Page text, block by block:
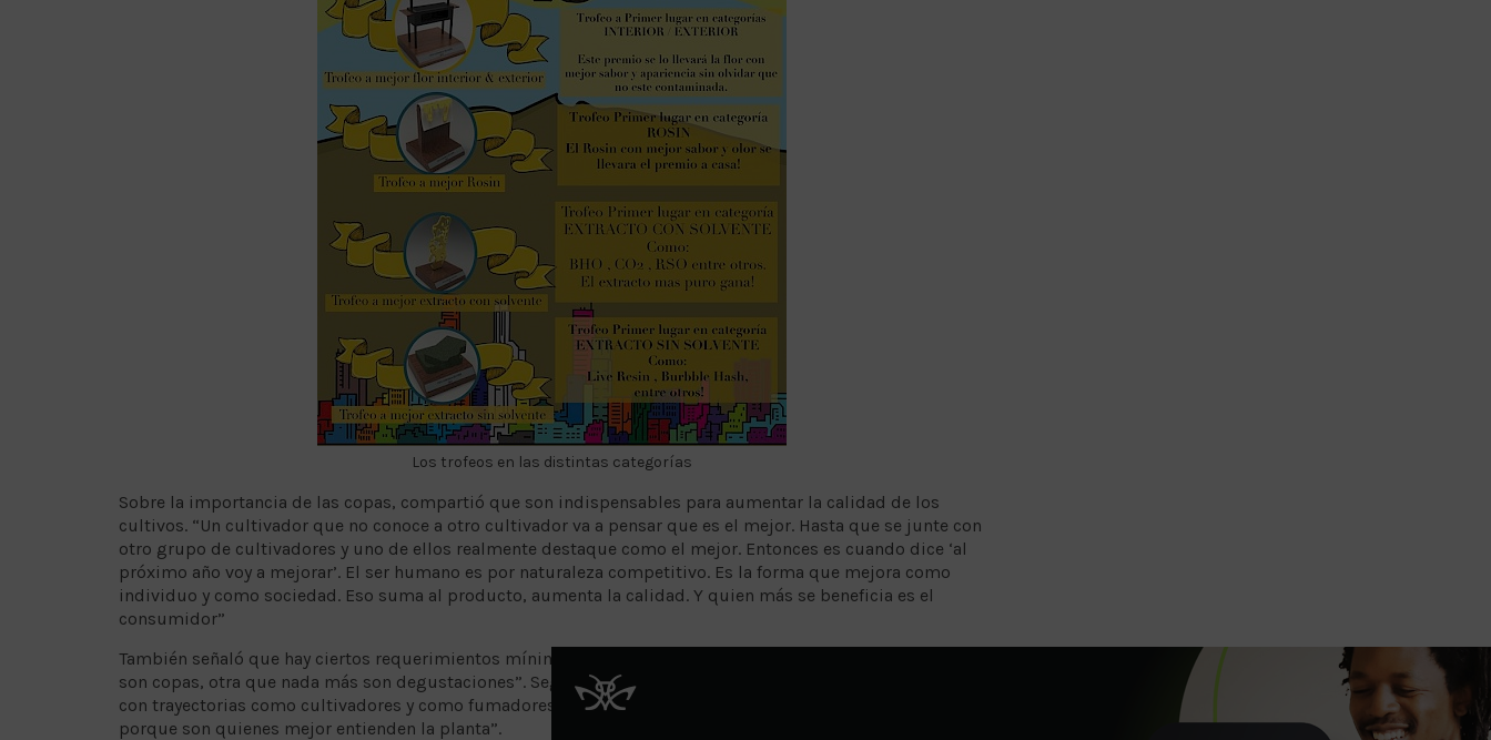
Los trofeos en las distintas categorías
Sobre la importancia de las copas, compartió que son indispensables para aumentar la calidad de los
cultivos. “Un cultivador que no conoce a otro cultivador va a pensar que es el mejor. Hasta que se junte con
otro grupo de cultivadores y uno de ellos realmente destaque como el mejor. Entonces es cuando dice ‘al
próximo año voy a mejorar’. El ser humano es por naturaleza competitivo. Es la forma que mejora como
individuo y como sociedad. Eso suma al producto, aumenta la calidad. Y quien más se beneficia es el
consumidor”
También señaló que hay ciertos requerimientos mínimos para realizar una copa, pues “hay copas que no
son copas, otra que nada más son degustaciones”. Según él, una copa necesita en primer lugar, de jueces
con trayectorias como cultivadores y como fumadores. “De preferencia que la organicen cultivadores
porque son quienes mejor entienden la planta”.